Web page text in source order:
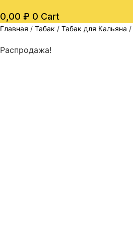
0,00 ₽ 0 Cart
Главная / Табак / Табак для Кальяна /
Распродажа!